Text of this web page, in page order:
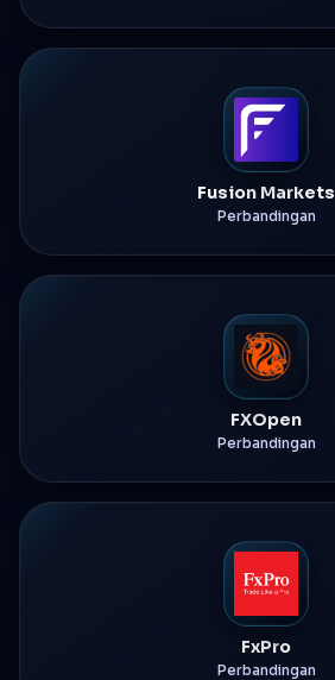
Fusion Markets
Perbandingan
FXOpen
Perbandingan
FxPro
Perbandingan